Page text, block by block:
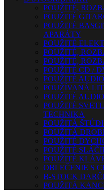
POUŽITÉ,
POUŽITÉ
POUŽITÉ
APARÁTY
POUŽITÉ
POUŽITÉ,
POUŽITÉ,
POUŽITÉ CD /
POUŽITÉ
POUŽÍVANÁ
POUŽITÉ
POUŽITÉ
TECHNIKA
POUŽITÁ
POUŽITÁ
POUŽITÉ
POUŽITÉ
POUŽITÉ
OBLEČENIE S
B-STOCK
POUŽITÁ